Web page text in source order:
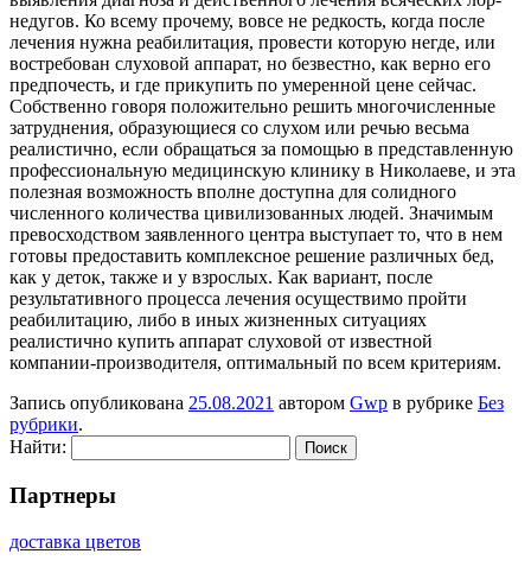
недугов. Ко всему прочему, вовсе не редкость, когда после
лечения нужна реабилитация, провести которую негде, или
востребован слуховой аппарат, но безвестно, как верно его
предпочесть, и где прикупить по умеренной цене сейчас.
Собственно говоря положительно решить многочисленные
затруднения, образующиеся со слухом или речью весьма
реалистично, если обращаться за помощью в представленную
профессиональную медицинскую клинику в Николаеве, и эта
полезная возможность вполне доступна для солидного
численного количества цивилизованных людей. Значимым
превосходством заявленного центра выступает то, что в нем
готовы предоставить комплексное решение различных бед,
как у деток, также и у взрослых. Как вариант, после
результативного процесса лечения осуществимо пройти
реабилитацию, либо в иных жизненных ситуациях
реалистично купить аппарат слуховой от известной
компании-производителя, оптимальный по всем критериям.
Запись опубликована 25.08.2021 автором Gwp в рубрике Без
рубрики.
Найти:
Партнеры
доставка цветов